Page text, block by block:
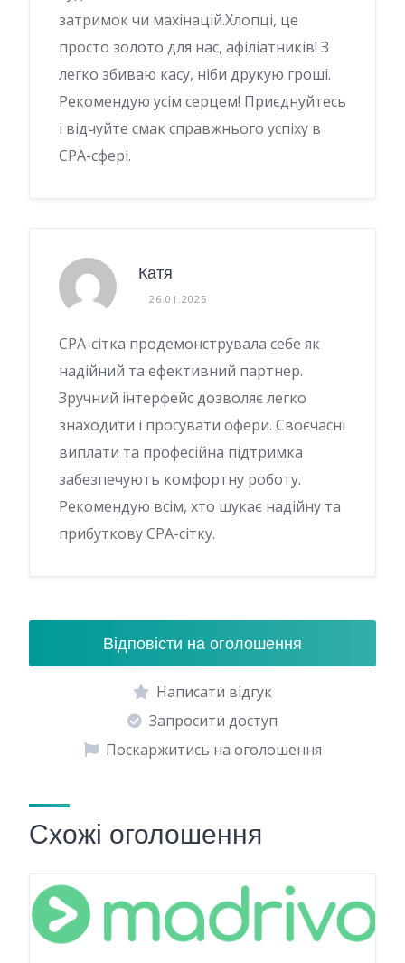
затримок чи махінацій.Хлопці, це
просто золото для нас, афіліатників! З
легко збиваю касу, ніби друкую гроші.
Рекомендую усім серцем! Приєднуйтесь
і відчуйте смак справжнього успіху в
CPA-сфері.
Катя
26.01.2025
CPA-сітка продемонструвала себе як
надійний та ефективний партнер.
Зручний інтерфейс дозволяє легко
знаходити і просувати офери. Своєчасні
виплати та професійна підтримка
забезпечують комфортну роботу.
Рекомендую всім, хто шукає надійну та
прибуткову CPA-сітку.
Відповісти на оголошення
Написати відгук
Запросити доступ
Поскаржитись на оголошення
Схожі оголошення